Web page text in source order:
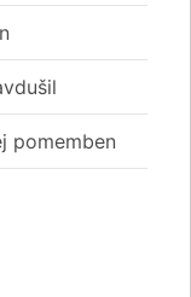
pomemben